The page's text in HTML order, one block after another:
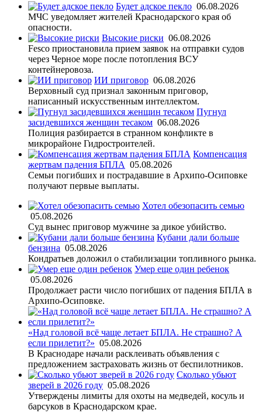
Будет адское пекло 06.08.2026
МЧС уведомляет жителей Краснодарского края об
опасности.
Высокие риски 06.08.2026
Fesco приостановила прием заявок на отправки судов
через Черное море после потопления ВСУ
контейнеровоза.
ИИ приговор 06.08.2026
Верховный суд признал законным приговор,
написанный искусственным интеллектом.
Пугнул
засидевшихся женщин тесаком 06.08.2026
Полиция разбирается в странном конфликте в
микрорайоне Гидростроителей.
Компенсация
жертвам падения БПЛА 05.08.2026
Семьи погибших и пострадавшие в Архипо-Осиповке
получают первые выплаты.
Хотел обезопасить семью
05.08.2026
Суд вынес приговор мужчине за дикое убийство.
Кубани дали больше
бензина 05.08.2026
Кондратьев доложил о стабилизации топливного рынка.
Умер еще один ребенок
05.08.2026
Продолжает расти число погибших от падения БПЛА в
Архипо-Осиповке.
«Над головой всё чаще летает БПЛА. Не страшно? А
если прилетит?» 05.08.2026
В Краснодаре начали расклеивать объявления с
предложением застраховать жизнь от беспилотников.
Сколько убьют
зверей в 2026 году 05.08.2026
Утверждены лимиты для охоты на медведей, косуль и
барсуков в Краснодарском крае.